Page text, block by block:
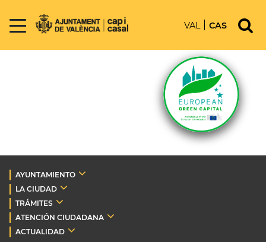
VAL CAS
AYUNTAMIENTO
LA CIUDAD
TRÁMITES
ATENCIÓN CIUDADANA
ACTUALIDAD